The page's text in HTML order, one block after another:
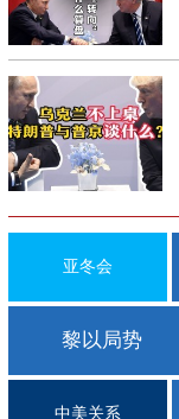
亚冬会
黎以局势
中美关系